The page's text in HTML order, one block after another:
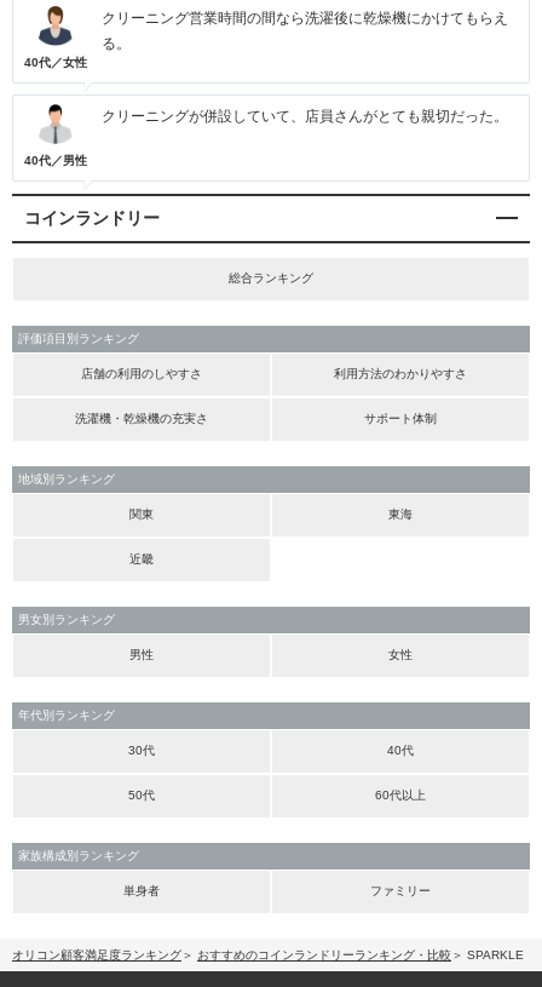
40代／女性
クリーニング営業時間の間なら洗濯後に乾燥機にかけてもらえ
る。
40代／男性
クリーニングが併設していて、店員さんがとても親切だった。
コインランドリー
総合ランキング
評価項目別ランキング
店舗の利用のしやすさ 利用方法のわかりやすさ
洗濯機・乾燥機の充実さ サポート体制
地域別ランキング
関東 東海
近畿
男女別ランキング
男性 女性
年代別ランキング
30代 40代
50代 60代以上
家族構成別ランキング
単身者 ファミリー
オリコン顧客満足度ランキング おすすめのコインランドリーランキング・比較 SPARKLE